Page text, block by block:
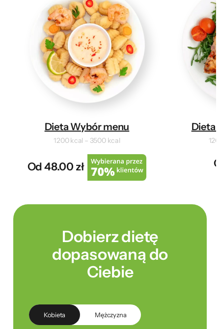
Dieta Wybór menu
1200 kcal – 3500 kcal
Od 48.00 zł
Dieta
Dobierz dietę
dopasowaną do
Ciebie
Kobieta Mężczyzna